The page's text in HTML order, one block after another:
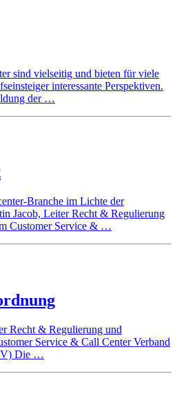
sind vielseitig und bieten für viele
interessante Perspektiven.
der …
Branche im Lichte der
Jacob, Leiter Recht & Regulierung
Customer Service & …
Recht & Regulierung und
Service & Call Center Verband
Die …